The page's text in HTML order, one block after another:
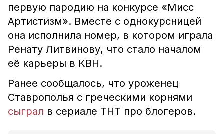
первую пародию на конкурсе «Мисс
Артистизм». Вместе с однокурсницей
она исполнила номер, в котором играла
Ренату Литвинову, что стало началом
её карьеры в КВН.
Ранее сообщалось, что уроженец
Ставрополья с греческими корнями
сыграл в сериале ТНТ про блогеров.